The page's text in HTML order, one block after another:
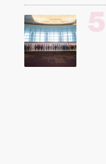
5